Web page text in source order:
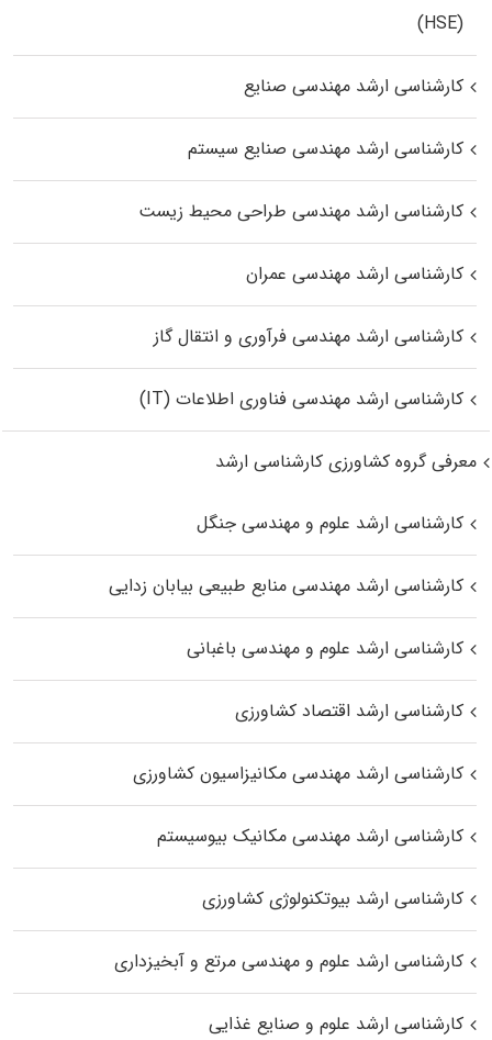
(HSE)
کارشناسی ارشد مهندسی صنایع
کارشناسی ارشد مهندسی صنایع سیستم
کارشناسی ارشد مهندسی طراحی محیط زیست
کارشناسی ارشد مهندسی عمران
کارشناسی ارشد مهندسی فرآوری و انتقال گاز
کارشناسی ارشد مهندسی فناوری اطلاعات (IT)
معرفی گروه کشاورزی کارشناسی ارشد
کارشناسی ارشد علوم و مهندسی جنگل
کارشناسی ارشد مهندسی منابع طبیعی بیابان زدایی
کارشناسی ارشد علوم و مهندسی باغبانی
کارشناسی ارشد اقتصاد کشاورزی
کارشناسی ارشد مهندسی مکانیزاسیون کشاورزی
کارشناسی ارشد مهندسی مکانیک بیوسیستم
کارشناسی ارشد بیوتکنولوژی کشاورزی
کارشناسی ارشد علوم و مهندسی مرتع و آبخیزداری
کارشناسی ارشد علوم و صنایع غذایی